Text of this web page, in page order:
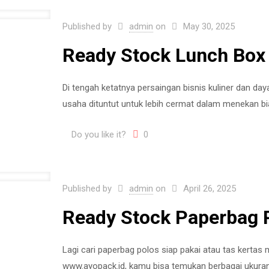
Published by admin on May 30, 2025
Ready Stock Lunch
Di tengah ketatnya persaingan bisnis kuliner dan
usaha dituntut untuk lebih cermat dalam menekan
Do you like it? 0
Published by admin on April 26, 2025
Ready Stock Paperbag
Lagi cari paperbag polos siap pakai atau tas kertas
www.ayopack.id, kamu bisa temukan berbagai